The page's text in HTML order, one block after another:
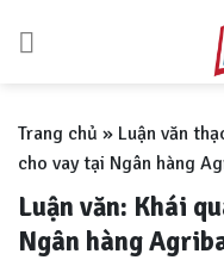
Trang chủ » Luận văn
cho vay tại Ngân hàng
Luận văn: Khái
Ngân hàng